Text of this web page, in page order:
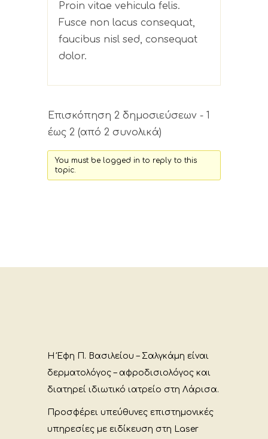
Proin vitae vehicula felis.
Fusce non lacus consequat,
faucibus nisl sed, consequat
dolor.
Επισκόπηση 2 δημοσιεύσεων - 1
έως 2 (από 2 συνολικά)
You must be logged in to reply to this
topic.
Η Έφη Π. Βασιλείου – Σαλγκάμη είναι
δερματολόγος – αφροδισιολόγος και
διατηρεί ιδιωτικό ιατρείο στη Λάρισα.
Προσφέρει υπεύθυνες επιστημονικές
υπηρεσίες με ειδίκευση στη Laser